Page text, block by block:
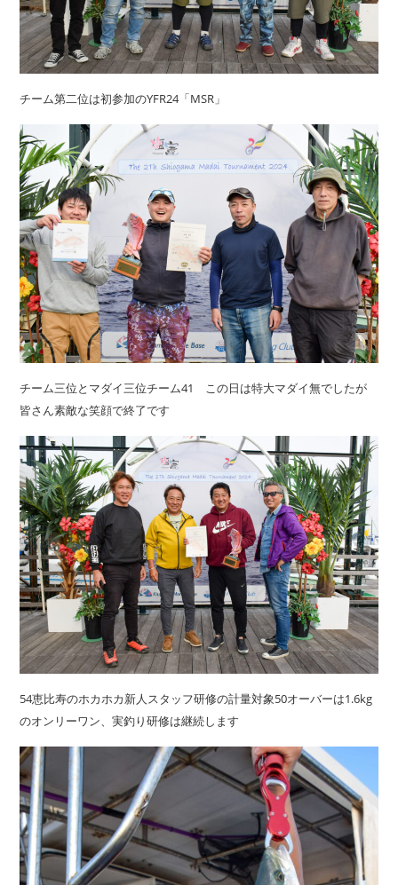
チーム第二位は初参加のYFR24「MSR」
チーム三位とマダイ三位チーム41 この日は特大マダイ無でしたが
皆さん素敵な笑顔で終了です
54恵比寿のホカホカ新人スタッフ研修の計量対象50オーバーは1.6kg
のオンリーワン、実釣り研修は継続します